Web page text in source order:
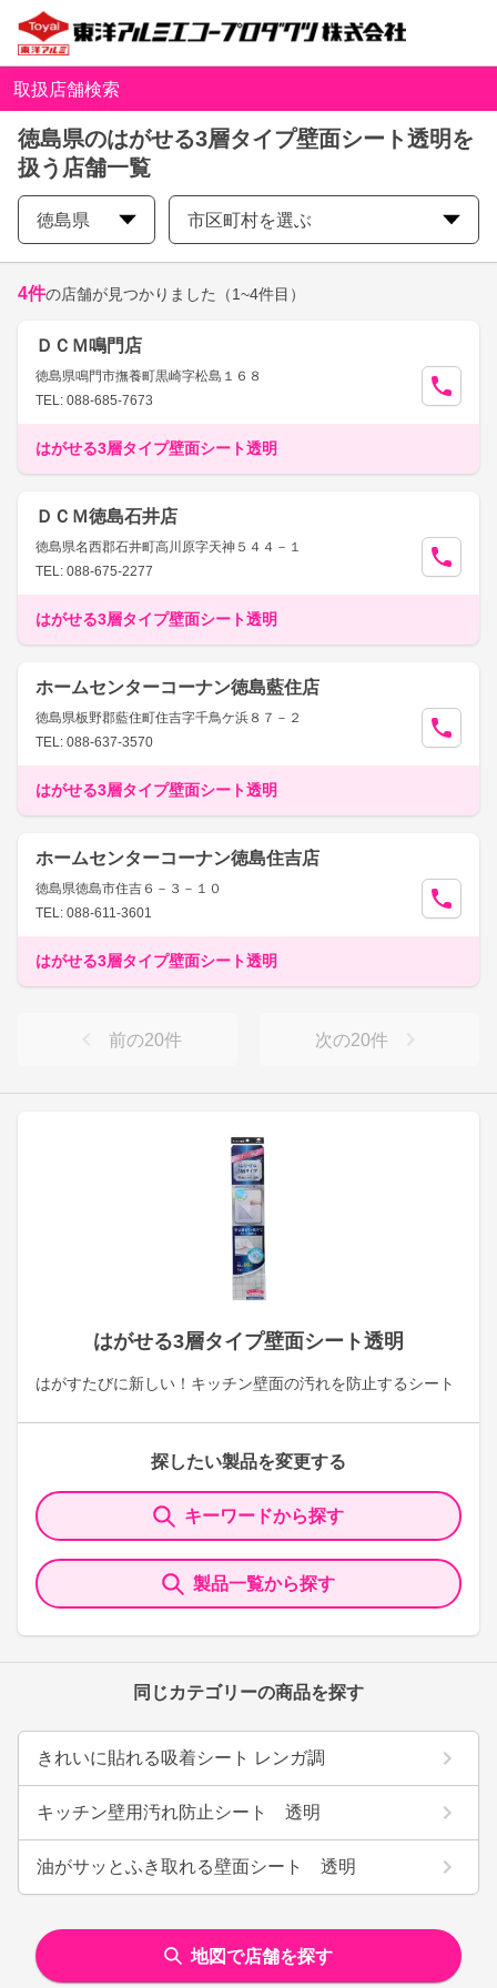
取扱店舗検索
徳島県のはがせる3層タイプ壁面シート透明を
扱う店舗一覧
徳島県 市区町村を選ぶ
はがせる3層タイプ壁面シート透明
はがすたびに新しい！キッチン壁面の汚れを防止するシート
探したい製品を変更する
キーワードから探す
製品一覧から探す
同じカテゴリーの商品を探す
きれいに貼れる吸着シート レンガ調
キッチン壁用汚れ防止シート 透明
油がサッとふき取れる壁面シート 透明
4件の店舗が見つかりました （1~4件目）
ＤＣＭ鳴門店
徳島県鳴門市撫養町黒崎字松島１６８
TEL: 088-685-7673
はがせる3層タイプ壁面シート透明
ＤＣＭ徳島石井店
徳島県名西郡石井町高川原字天神５４４－１
TEL: 088-675-2277
はがせる3層タイプ壁面シート透明
ホームセンターコーナン徳島藍住店
徳島県板野郡藍住町住吉字千鳥ケ浜８７－２
TEL: 088-637-3570
はがせる3層タイプ壁面シート透明
ホームセンターコーナン徳島住吉店
徳島県徳島市住吉６－３－１０
TEL: 088-611-3601
はがせる3層タイプ壁面シート透明
前の20件 次の20件
地図で店舗を探す